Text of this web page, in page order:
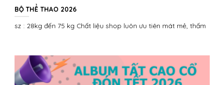
BỘ THỂ THAO 2026
sz : 28kg đến 75 kg Chất liệu shop luôn ưu tiên mát mẻ, thấm